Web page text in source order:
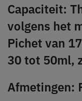
Capaciteit:
volgens het
Pichet van
30 tot 50ml,
Afmetingen: